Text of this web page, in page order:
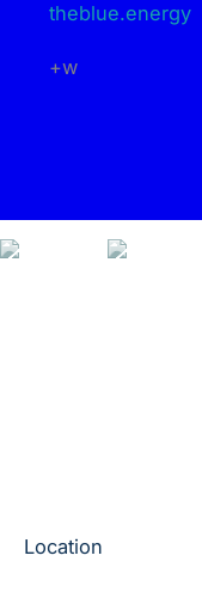
theblue.energy
+w
Location